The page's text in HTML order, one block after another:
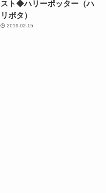
スト◆ハリーポッター（ハ
リポタ）
2019-02-15